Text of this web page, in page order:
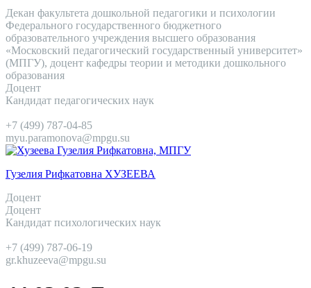
Декан факультета дошкольной педагогики и психологии
Федерального государственного бюджетного
образовательного учреждения высшего образования
«Московский педагогический государственный университет»
(МПГУ), доцент кафедры теории и методики дошкольного
образования
Доцент
Кандидат педагогических наук
+7 (499) 787-04-85
myu.paramonova@mpgu.su
Гузелия Рифкатовна ХУЗЕЕВА
Доцент
Доцент
Кандидат психологических наук
+7 (499) 787-06-19
gr.khuzeeva@mpgu.su